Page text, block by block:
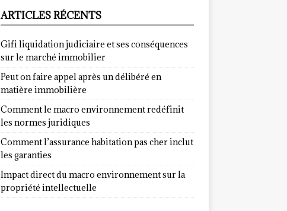
ARTICLES RÉCENTS
Gifi liquidation judiciaire et ses conséquences
sur le marché immobilier
Peut on faire appel après un délibéré en
matière immobilière
Comment le macro environnement redéfinit
les normes juridiques
Comment l’assurance habitation pas cher inclut
les garanties
Impact direct du macro environnement sur la
propriété intellectuelle